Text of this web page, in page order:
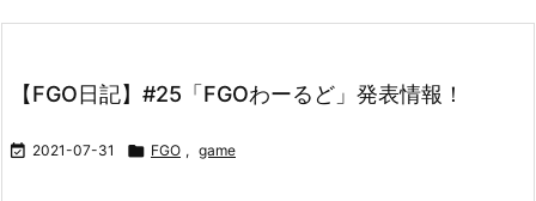
【FGO日記】#25「FGOわーるど」発表情報！
 2021-07-31  FGO , game